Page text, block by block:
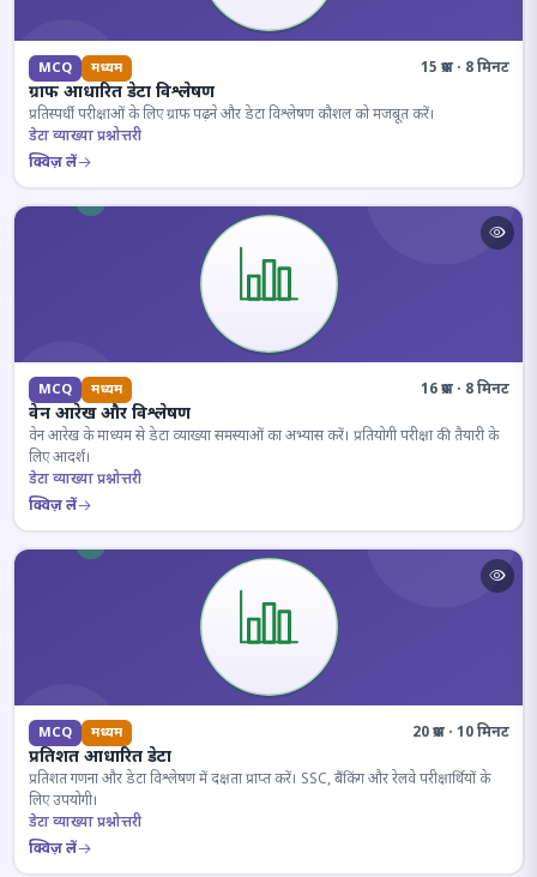
MCQ मध्यम 15 प्रश्न · 8 मिनट
ग्राफ आधारित डेटा विश्लेषण
प्रतिस्पर्धी परीक्षाओं के लिए ग्राफ पढ़ने और डेटा विश्लेषण कौशल को मजबूत करें।
डेटा व्याख्या प्रश्नोत्तरी
क्विज़ लें
MCQ मध्यम 16 प्रश्न · 8 मिनट
वेन आरेख और विश्लेषण
वेन आरेख के माध्यम से डेटा व्याख्या समस्याओं का अभ्यास करें। प्रतियोगी परीक्षा की तैयारी के
लिए आदर्श।
डेटा व्याख्या प्रश्नोत्तरी
क्विज़ लें
MCQ मध्यम 20 प्रश्न · 10 मिनट
प्रतिशत आधारित डेटा
प्रतिशत गणना और डेटा विश्लेषण में दक्षता प्राप्त करें। SSC, बैंकिंग और रेलवे परीक्षार्थियों के
लिए उपयोगी।
डेटा व्याख्या प्रश्नोत्तरी
क्विज़ लें